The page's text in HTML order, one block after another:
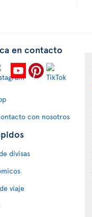
en contacto
con nosotros
divisas
viaje